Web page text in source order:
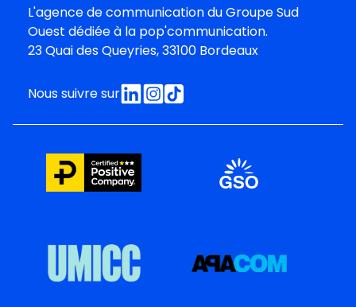
L'agence de communication duGroupe Sud
Ouest dédiée à la pop'communication.
23 Quai des Queyries, 33100 Bordeaux
Nous suivre sur